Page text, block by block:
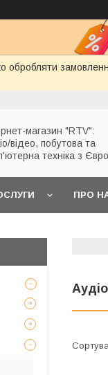
магазин "RTV":
відео, побутова та
техніка з
ПРО